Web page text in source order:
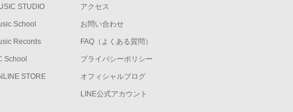
STUDIO
School
Records
School
STORE
アクセス
お問い合わせ
FAQ（よくある質問）
プライバシーポリシー
オフィシャルブログ
LINE公式アカウント